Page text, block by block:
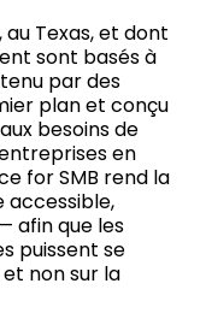
Texas, et dont
sont basés à
par des
plan et conçu
besoins de
en
for SMB rend la
accessible,
afin que les
puissent se
non sur la